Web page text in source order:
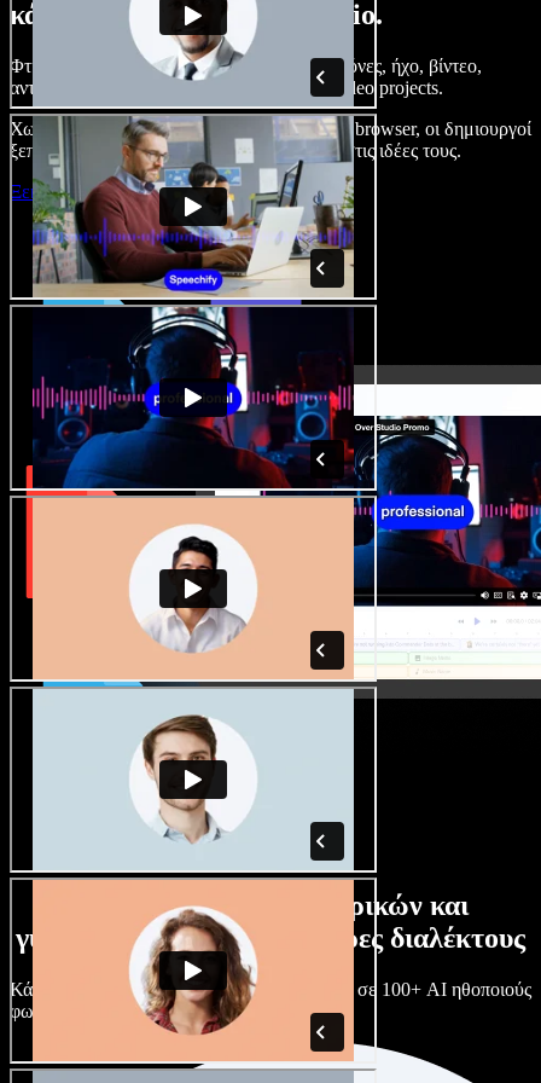
κάνετε με το Speechify Studio.
Φτιάξτε voice overs, προσθέστε δωρεάν εικόνες, ήχο, βίντεο,
αντιγραφή φωνής – ολοκληρωμένα audio/video projects.
Χωρίς καμπύλη εκμάθησης και με όλα στον browser, οι δημιουργοί
ξεπερνούν τα κλασικά όρια και δίνουν ζωή στις ιδέες τους.
Ξεκινήστε με το Studio
Τεράστια συλλογή ανδρικών και
γυναικείων φωνών με άπειρες διαλέκτους
Κάθε έργο είναι μοναδικό. Διάλεξε ανάμεσα σε 100+ AI ηθοποιούς
φωνής & διαλέκτους και κάν’ τους όπως θες.